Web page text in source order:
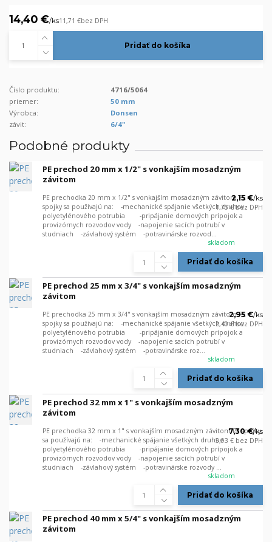
14,40 €/ks11,71 €bez DPH
Pridať do košíka
Číslo produktu:
4716/5064
priemer:
50 mm
Výrobca:
Donsen
závit:
6/4"
Podobné produkty
PE prechod 20 mm x 1/2" s vonkajším mosadzným
závitom
PE prechodka 20 mm x 1/2" s vonkajším mosadzným závitom PE
spojky sa používajú na: -mechanické spájanie všetkých druhov
polyetylénového potrubia -pripájanie domových prípojok a
provizórnych rozvodov vody -napojenie sacích potrubí v
studniach -závlahový systém -potravinárske rozvod...
2,15 €/ks
1,75 €bez DPH
skladom
Pridať do košíka
PE prechod 25 mm x 3/4" s vonkajším mosadzným
závitom
PE prechodka 25 mm x 3/4" s vonkajším mosadzným závitom PE
spojky sa používajú na: -mechanické spájanie všetkých druhov
polyetylénového potrubia -pripájanie domových prípojok a
provizórnych rozvodov vody -napojenie sacích potrubí v
studniach -závlahový systém -potravinárske roz...
2,95 €/ks
2,40 €bez DPH
skladom
Pridať do košíka
PE prechod 32 mm x 1" s vonkajším mosadzným
závitom
PE prechodka 32 mm x 1" s vonkajším mosadzným závitom PE spojky
sa používajú na: -mechanické spájanie všetkých druhov
polyetylénového potrubia -pripájanie domových prípojok a
provizórnych rozvodov vody -napojenie sacích potrubí v
studniach -závlahový systém -potravinárske rozvody ...
7,30 €/ks
5,93 € bez DPH
skladom
Pridať do košíka
PE prechod 40 mm x 5/4" s vonkajším mosadzným
závitom